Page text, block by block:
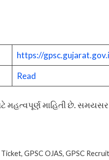
https://
Read
મહત્વપૂર્ણ માહિતી છે.
Ticket,GPSC OJAS,GPSC